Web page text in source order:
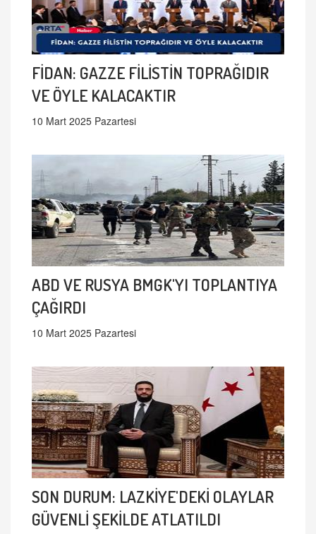
FİDAN: GAZZE FİLİSTİN TOPRAĞIDIR
VE ÖYLE KALACAKTIR
10 Mart 2025 Pazartesi
ABD VE RUSYA BMGK'YI TOPLANTIYA
ÇAĞIRDI
10 Mart 2025 Pazartesi
SON DURUM: LAZKİYE'DEKİ OLAYLAR
GÜVENLİ ŞEKİLDE ATLATILDI